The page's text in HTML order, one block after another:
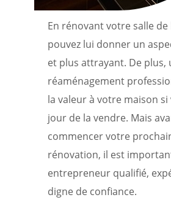
En rénovant votre salle de
pouvez lui donner un
et plus attrayant. De plus,
réaménagement
la valeur à votre maison si
jour de la vendre. Mais
commencer votre
rénovation, il est
entrepreneur qualifié,
digne de confiance.